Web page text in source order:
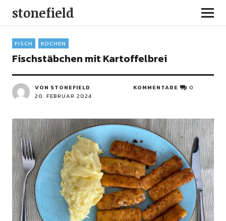
stonefield
FISCH KOCHEN
Fischstäbchen mit Kartoffelbrei
VON STONEFIELD
20. FEBRUAR 2024
KOMMENTARE 0